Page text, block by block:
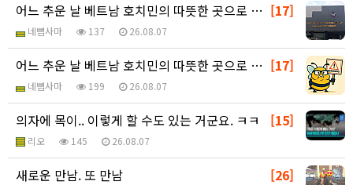
[17]
어느 추운 날 베트남 호치민의 따뜻한 곳으로 ㅎ - 추…
네뼘사마 137 26.08.07
[17]
어느 추운 날 베트남 호치민의 따뜻한 곳으로 ㅎ - 추…
네뼘사마 199 26.08.07
[15]
의자에 목이.. 이렇게 할 수도 있는 거군요. ㅋㅋ
리오 145 26.08.07
[26]
새로운 만남. 또 만남